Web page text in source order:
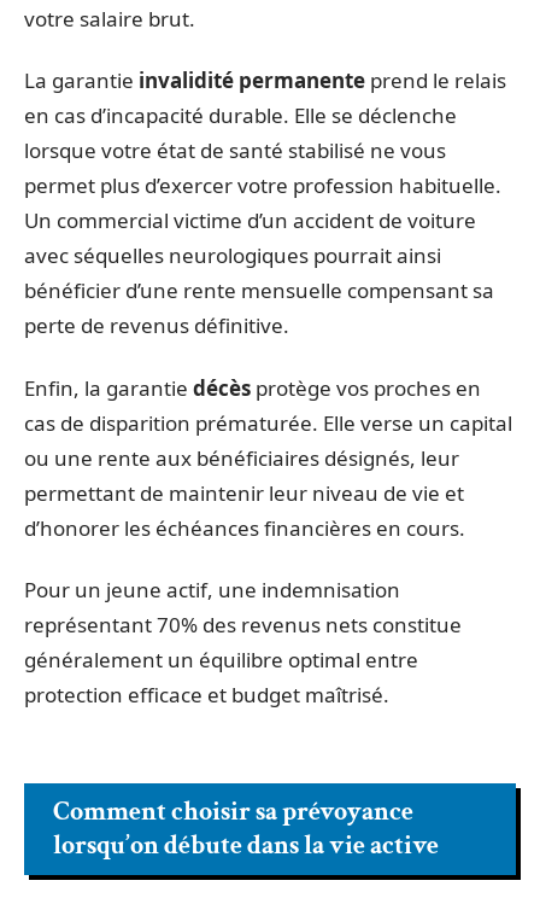
votre salaire brut.
La garantie invalidité permanente prend le relais
en cas d’incapacité durable. Elle se déclenche
lorsque votre état de santé stabilisé ne vous
permet plus d’exercer votre profession habituelle.
Un commercial victime d’un accident de voiture
avec séquelles neurologiques pourrait ainsi
bénéficier d’une rente mensuelle compensant sa
perte de revenus définitive.
Enfin, la garantie décès protège vos proches en
cas de disparition prématurée. Elle verse un capital
ou une rente aux bénéficiaires désignés, leur
permettant de maintenir leur niveau de vie et
d’honorer les échéances financières en cours.
Pour un jeune actif, une indemnisation
représentant 70% des revenus nets constitue
généralement un équilibre optimal entre
protection efficace et budget maîtrisé.
Comment choisir sa prévoyance
lorsqu’on débute dans la vie active